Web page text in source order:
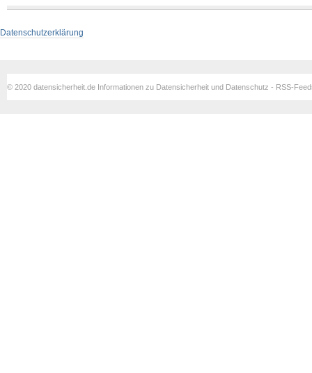
Datenschutzerklärung
© 2020 datensicherheit.de Informationen zu Datensicherheit und Datenschutz - RSS-